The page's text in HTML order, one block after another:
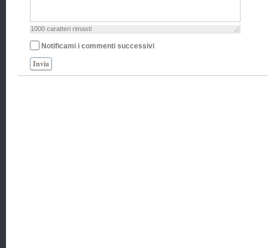
1000 caratteri rimasti
Notificami i commenti successivi
Invia